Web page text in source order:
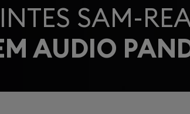
SAM-
AUDIO